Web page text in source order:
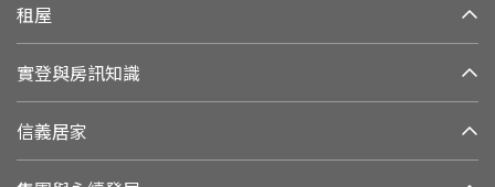
租屋
實登與房訊知識
信義居家